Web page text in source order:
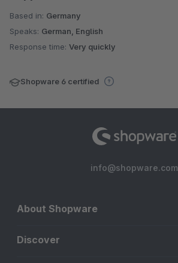
Based in: Germany
Speaks: German, English
Response time: Very quickly
Shopware 6 certified
info@shopware.com
About Shopware
Discover